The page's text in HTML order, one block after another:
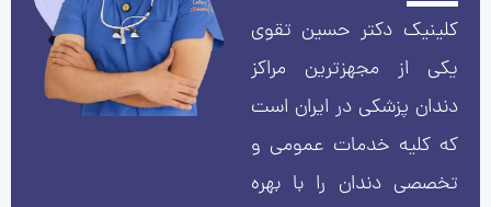
کلینیک دکتر حسین تقوی
یکی از مجهزترین مراکز
دندان پزشکی در ایران است
که کلیه خدمات عمومی و
تخصصی دندان را با بهره